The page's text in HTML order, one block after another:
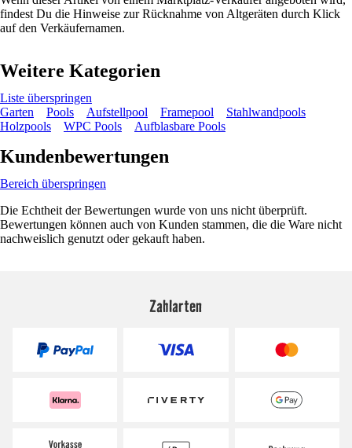
findest Du die Hinweise zur Rücknahme von Altgeräten durch Klick
auf den Verkäufernamen.
Weitere Kategorien
Liste überspringen
Garten
Pools Aufstellpool Framepool
Stahlwandpools
Holzpools
WPC Pools Aufblasbare Pools
Kundenbewertungen
Bereich überspringen
Die Echtheit der Bewertungen wurde von uns nicht überprüft.
Bewertungen können auch von Kunden stammen, die die Ware nicht
nachweislich genutzt oder gekauft haben.
Zahlarten